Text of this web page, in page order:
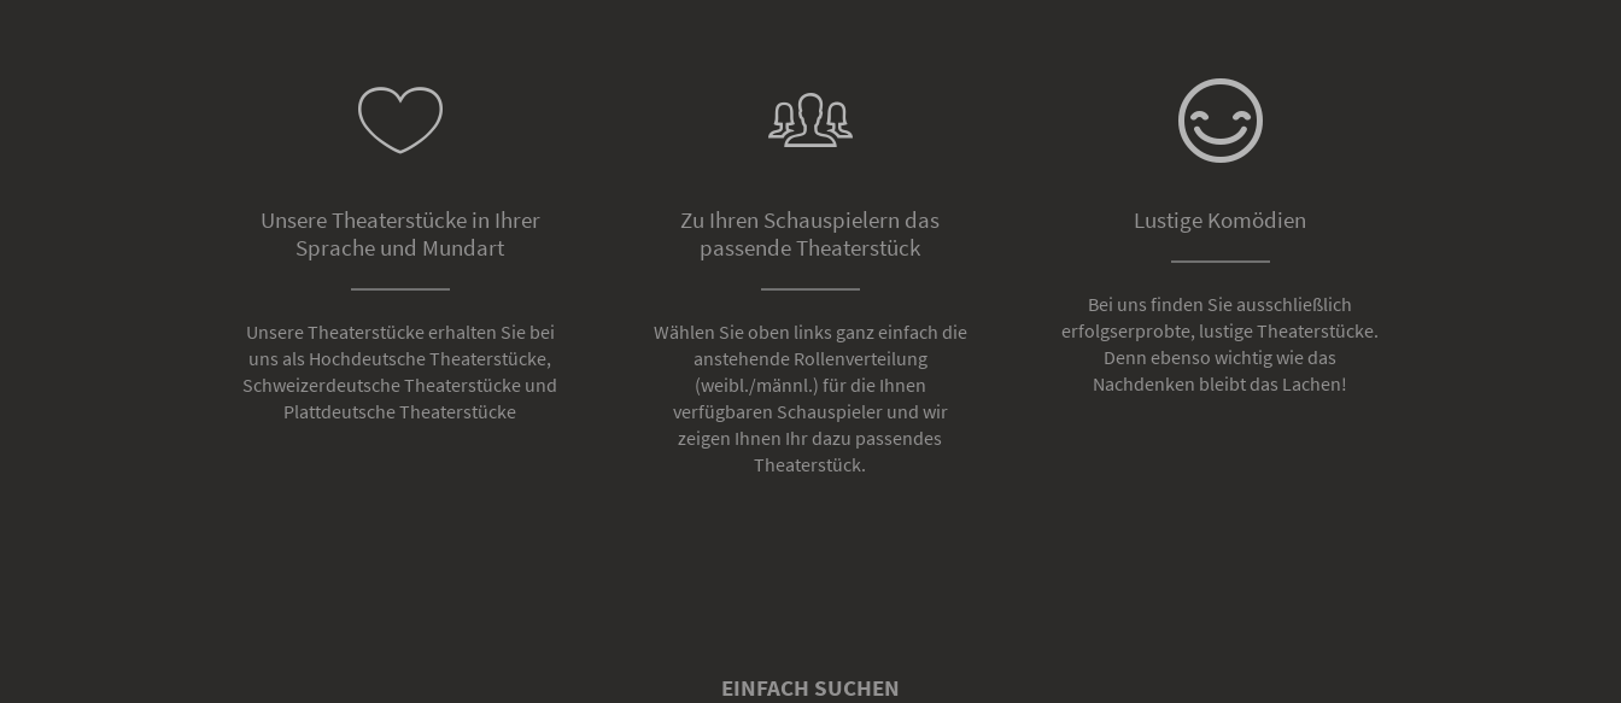
Unsere Theaterstücke in Ihrer
Sprache und Mundart
Unsere Theaterstücke erhalten Sie bei
uns als Hochdeutsche Theaterstücke,
Schweizerdeutsche Theaterstücke und
Plattdeutsche Theaterstücke
Zu Ihren Schauspielern das
passende Theaterstück
Wählen Sie oben links ganz einfach die
anstehende Rollenverteilung
(weibl./männl.) für die Ihnen
verfügbaren Schauspieler und wir
zeigen Ihnen Ihr dazu passendes
Theaterstück.
Lustige Komödien
Bei uns finden Sie ausschließlich
erfolgserprobte, lustige Theaterstücke.
Denn ebenso wichtig wie das
Nachdenken bleibt das Lachen!
EINFACH SUCHEN